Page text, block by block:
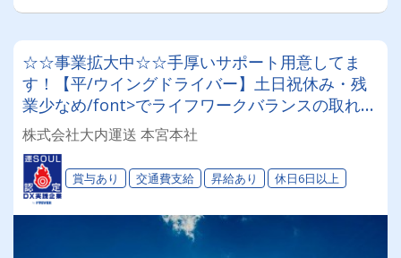
☆☆事業拡大中☆☆手厚いサポート用意してま
す！【平/ウイングドライバー】土日祝休み・残
業少なめ/font>でライフワークバランスの取れた
働き方【手当/福利厚生がとにかく充実！！】賞
与｜昇給｜免許取得制度｜他にも数多くありま
す！【未経験歓迎】応募資格は普通免許のみ！工
業用資材ならびに住宅資材等配送
株式会社大内運送 本宮本社
賞与あり 交通費支給 昇給あり 休日6日以上